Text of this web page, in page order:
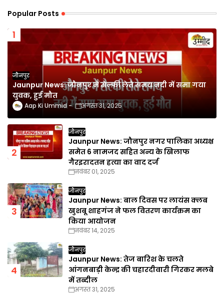
Popular Posts
जौनपुर
Jaunpur News: जौनपुर में सेल्फी लेते समय नदी में समा गया
युवक, हुई मौत
Aap Ki Ummid अगस्त 31, 2025
जौनपुर
Jaunpur News: जौनपुर नगर पालिका अध्यक्ष
समेत 6 नामजद सहित अन्य के खिलाफ
गैरइरादतन हत्या का वाद दर्ज
नवंबर 01, 2025
जौनपुर
Jaunpur News: बाल दिवस पर लायंस क्लब
खुशबू शाहगंज ने फल वितरण कार्यक्रम का
किया आयोजन
नवंबर 14, 2025
जौनपुर
Jaunpur News: तेज बारिश के चलते
आंगनबाड़ी केन्द्र की चहारदीवारी गिरकर मलबे
में तब्दील
अगस्त 31, 2025